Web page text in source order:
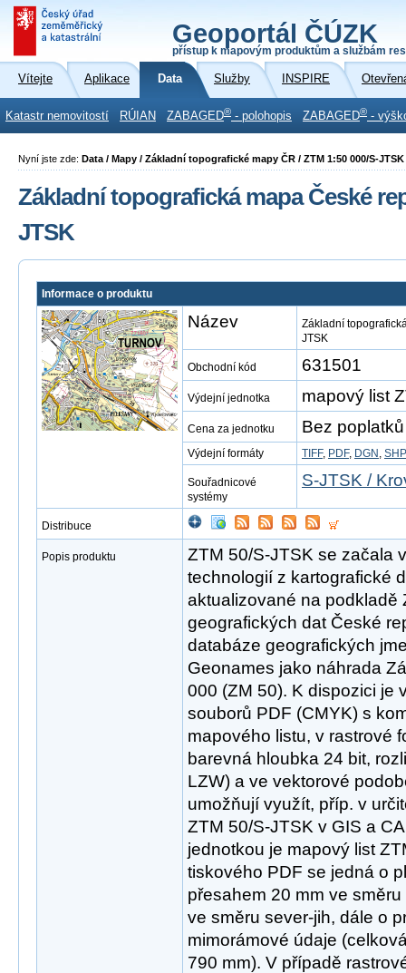
Geoportál ČÚZK
přístup k mapovým produktům a službám
Vítejte Aplikace Data Služby INSPIRE
Katastr nemovitostí RÚIAN ZABAGED® - polohopis ZABAGED® -
Nyní jste zde: Data / Mapy / Základní topografické mapy ČR / ZTM 1:50 000/S-JTSK
Základní topografická mapa České
JTSK
Informace o produktu
Název
Základní
JTSK
Obchodní kód 631501
Výdejní jednotka mapový list
Cena za jednotku Bez poplatků
Výdejní formáty TIFF, PDF, DGN , SHP
Souřadnicové
systémy
S-JTSK /
Distribuce
Popis produktu
ZTM 50/S-JTSK se začala
technologií z kartografické
aktualizované na podkladě
geografických dat České
databáze geografických
Geonames jako náhrada
000 (ZM 50). K dispozici je
souborů PDF (CMYK) s
mapového listu, v rastrové
barevná hloubka 24 bit,
LZW) a ve vektorové
umožňují využít, příp. v
ZTM 50/S-JTSK v GIS a
jednotkou je mapový list
tiskového PDF se jedná o
přesahem 20 mm ve
ve směru sever-jih, dále o
mimorámové údaje
790 mm). V případě